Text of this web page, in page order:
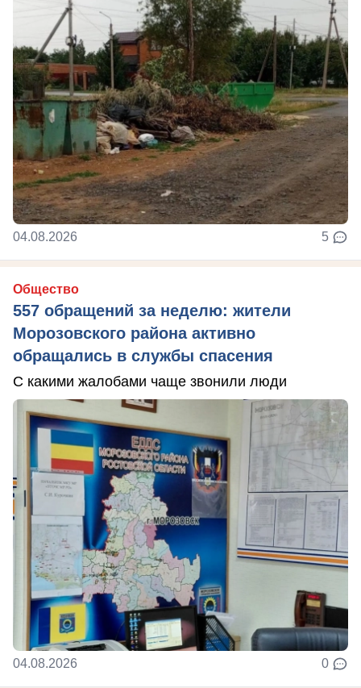
04.08.2026 5
Общество
557 обращений за неделю: жители
Морозовского района активно
обращались в службы спасения
С какими жалобами чаще звонили люди
04.08.2026 0